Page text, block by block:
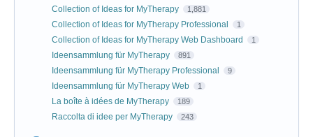
Collection of Ideas for MyTherapy 1,881
Collection of Ideas for MyTherapy Professional 1
Collection of Ideas for MyTherapy Web Dashboard 1
Ideensammlung für MyTherapy 891
Ideensammlung für MyTherapy Professional 9
Ideensammlung für MyTherapy Web 1
La boîte à idées de MyTherapy 189
Raccolta di idee per MyTherapy 243